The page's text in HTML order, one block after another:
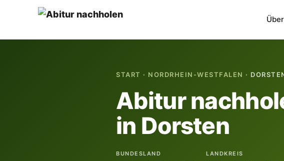
START · NORDRHEIN-WESTFALEN ·
Abitur
in Dorsten
BUNDESLAND LANDKREIS